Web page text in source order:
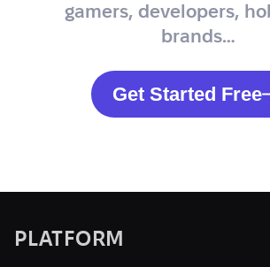
gamers, developers,
brands…
Get Started Free
PLATFORM